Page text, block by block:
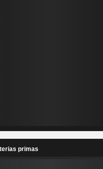
M 2954,16 M
1833,74 M
primas